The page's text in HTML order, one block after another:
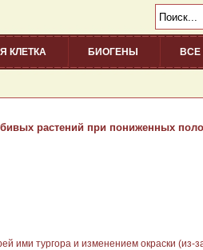
КЛЕТКА БИОГЕНЫ ВСЕ
расте­ний при пониженных
ими тургора и из­менением окраски